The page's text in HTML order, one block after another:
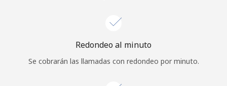
Iniciar Sesión
Redondeo al minuto
Se cobrarán las llamadas con redondeo por minuto.